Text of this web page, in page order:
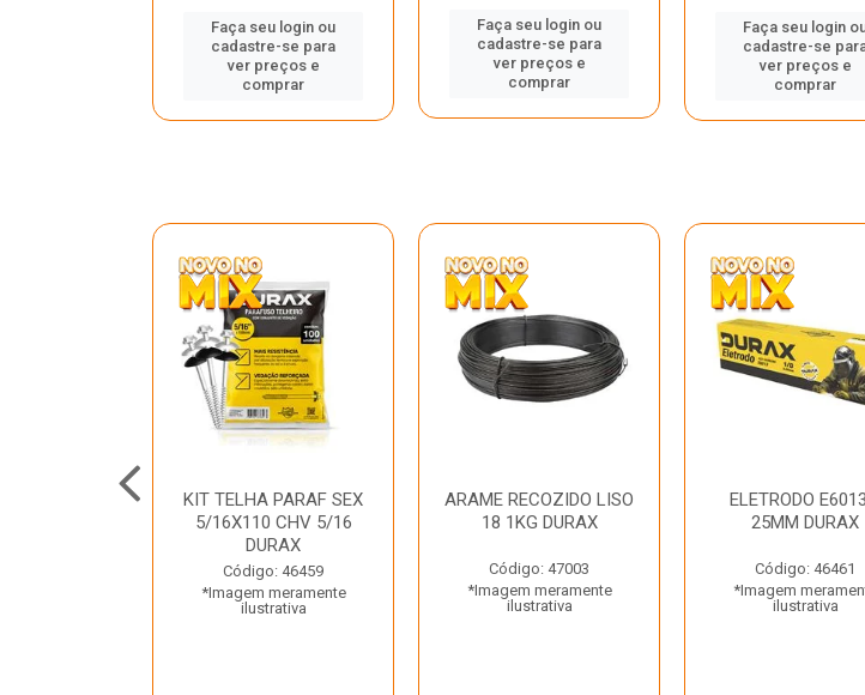
Faça seu login ou
cadastre-se para
ver preços e
comprar
Faça seu login ou
cadastre-se para
ver preços e
comprar
Faça seu login
cadastre-se
ver preços e
comprar
KIT TELHA PARAF SEX
5/16X110 CHV 5/16
DURAX
Código: 46459
*Imagem meramente
ilustrativa
ARAME RECOZIDO LISO
18 1KG DURAX
Código: 47003
*Imagem meramente
ilustrativa
ELETRODO
25MM DURAX
Código: 46461
*Imagem
ilustrativa